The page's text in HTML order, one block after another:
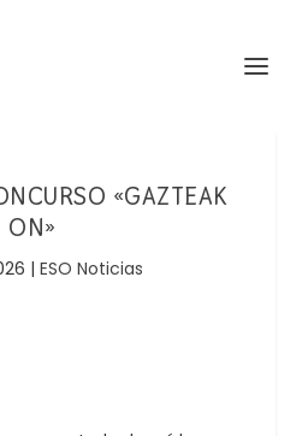
«GAZTEAK
ON»
| ESO Noticias